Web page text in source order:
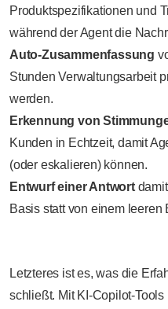
Produktspezifikationen und
während der Agent die
Auto-Zusammenfassung
Stunden Verwaltungsarbeit
werden.
Erkennung von
Kunden in Echtzeit, damit
(oder eskalieren) können.
Entwurf einer Antwortdamit
Basis statt von einem leeren
Letzteres ist es, was die
schließt. Mit KI-Copilot-